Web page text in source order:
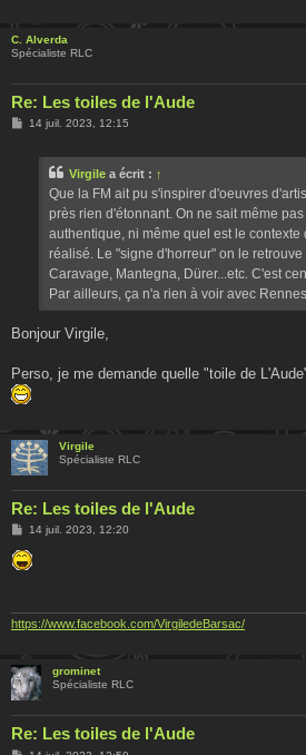
C. Alverda
Spécialiste RLC
Re: Les toiles de l'Aude
M
14 juil. 2023, 12:15
Virgile a écrit : ↑
Que la FM ait pu s'inspirer d'oeuvres
près rien d'étonnant. On ne sait même
authentique, ni même quel est le contexte
réalisé. Le "signe d'horreur" on le
Caravage, Mantegna, Dürer...etc. C'est
Par ailleurs, ça n'a rien à voir avec
Bonjour Virgile,
Perso, je me demande quelle "toile de
Virgile
Spécialiste RLC
Re: Les toiles de l'Aude
M
s
s
14 juil. 2023, 12:20
https://www.facebook.com/VirgiledeBarsac/
grominet
Spécialiste RLC
Re: Les toiles de l'Aude